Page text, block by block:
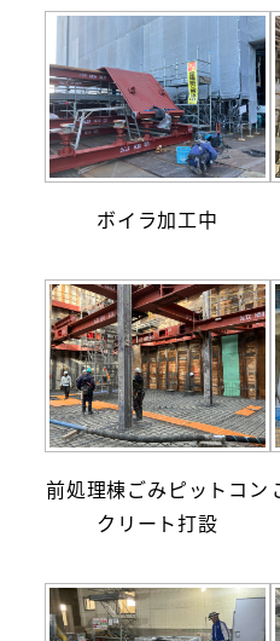
ボイラ加工中
前処理棟ごみピットコン
クリート打設